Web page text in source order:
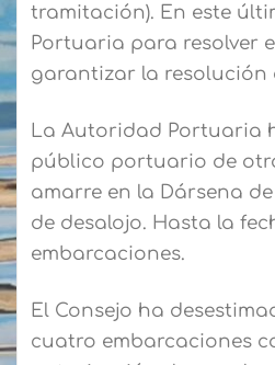
tramitación). En este
Portuaria para resolver
garantizar la resolución
La Autoridad Portuaria
público portuario de
amarre en la Dársena
de desalojo. Hasta la
embarcaciones.
El Consejo ha
cuatro embarcaciones